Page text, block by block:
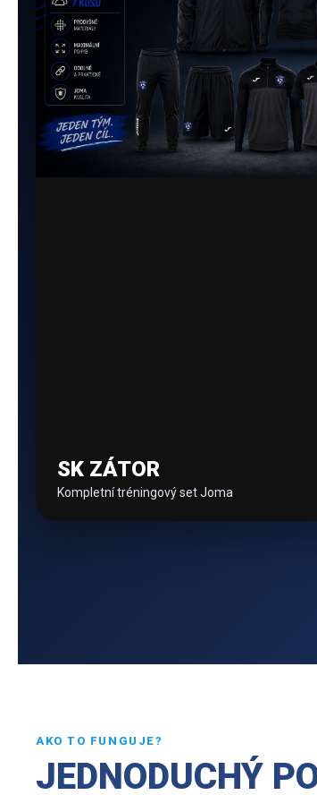
SK ZÁTOR
Kompletní tréningový set Joma
AKO TO FUNGUJE?
JEDNODUCHÝ